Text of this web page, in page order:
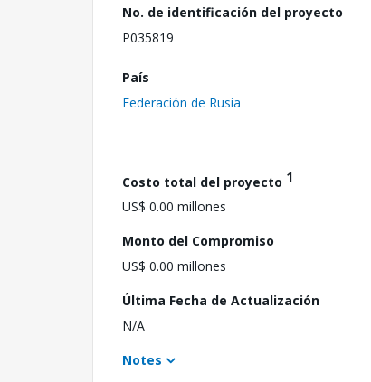
No. de identificación del proyecto
P035819
País
Federación de Rusia
Costo total del proyecto 1
US$ 0.00 millones
Monto del Compromiso
US$ 0.00 millones
Última Fecha de Actualización
N/A
Notes